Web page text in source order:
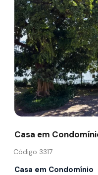
Casa em
Código 3317
Casa em Condomínio